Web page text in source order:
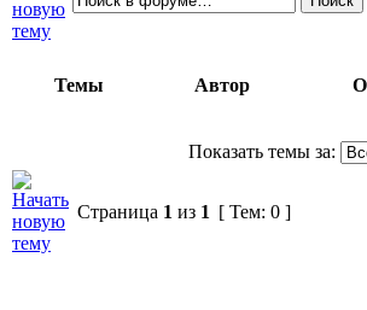
Темы Автор
Показать темы за:
Страница 1 из 1 [ Тем: 0 ]